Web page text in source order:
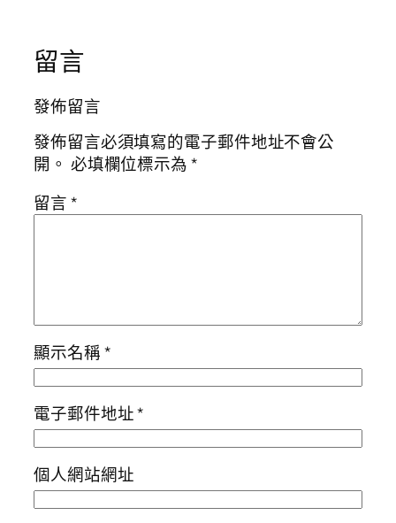
留言
發佈留言
發佈留言必須填寫的電子郵件地址不會公
開。 必填欄位標示為*
留言*
顯示名稱*
電子郵件地址*
個人網站網址